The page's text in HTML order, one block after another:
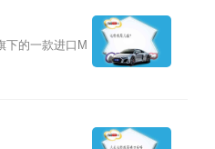
下的一款进口M